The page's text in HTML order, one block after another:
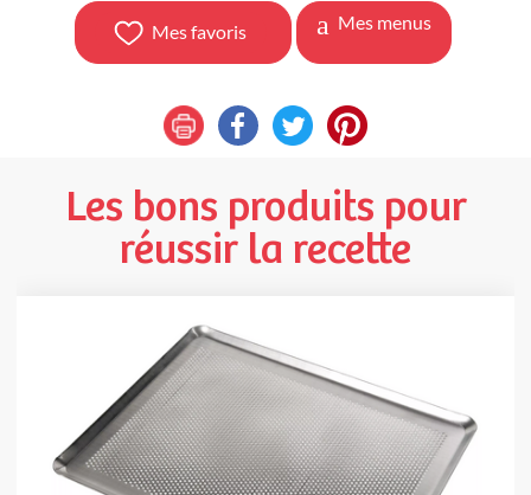
Mes favoris Mes menus
Les bons produits pour
réussir la recette